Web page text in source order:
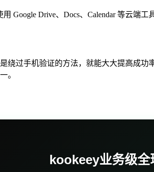
Google Drive、Docs、Calendar 等云端工
绕过手机验证的方法，就能大大提高成功
。
kookeey业务级全